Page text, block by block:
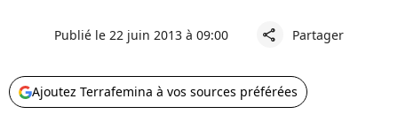
Publié le 22 juin 2013 à 09:00 share Partager
Ajoutez Terrafemina à vos sources préférées